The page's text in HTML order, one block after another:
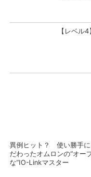
【レベル
異例ヒット？ 使い勝手に
だわったオムロンの“オー
な”IO-Linkマスター